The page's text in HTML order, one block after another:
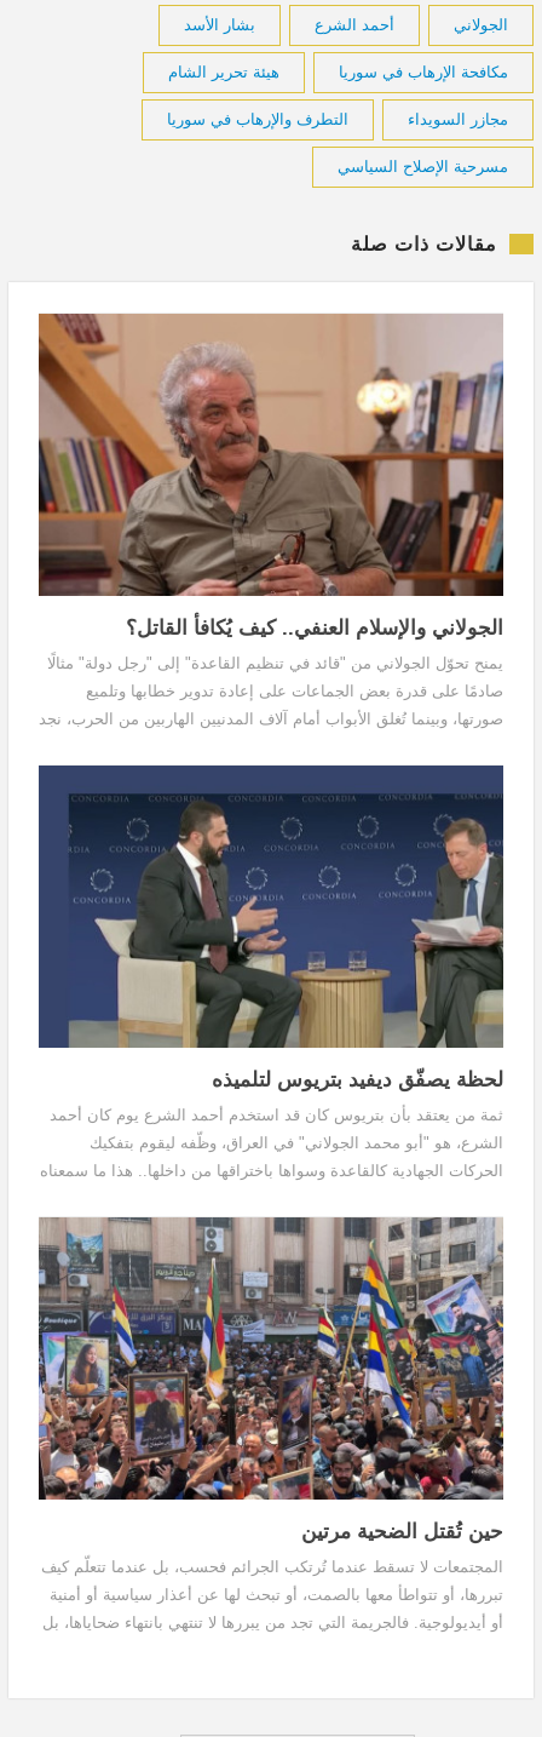
الجولاني أحمد الشرع بشار الأسد
مكافحة الإرهاب في سوريا هيئة تحرير الشام
مجازر السويداء التطرف والإرهاب في سوريا
مسرحية الإصلاح السياسي
مقالات ذات صلة
الجولاني والإسلام العنفي.. كيف يُكافأ القاتل؟
يمنح تحوّل الجولاني من "قائد في تنظيم القاعدة" إلى "رجل دولة" مثالًا
صادمًا على قدرة بعض الجماعات على إعادة تدوير خطابها وتلميع
صورتها، وبينما تُغلق الأبواب أمام آلاف المدنيين الهاربين من الحرب، نجد
مصالح الدول الكبرى مع أمراء الحرب.
لحظة يصفّق ديفيد بتريوس لتلميذه
ثمة من يعتقد بأن بتريوس كان قد استخدم أحمد الشرع يوم كان أحمد
الشرع، هو "أبو محمد الجولاني" في العراق، وظّفه ليقوم بتفكيك
الحركات الجهادية كالقاعدة وسواها باختراقها من داخلها.. هذا ما سمعناه
حين تُقتل الضحية مرتين
المجتمعات لا تسقط عندما تُرتكب الجرائم فحسب، بل عندما تتعلّم كيف
تبررها، أو تتواطأ معها بالصمت، أو تبحث لها عن أعذار سياسية أو أمنية
أو أيديولوجية. فالجريمة التي تجد من يبررها لا تنتهي بانتهاء ضحاياها، بل